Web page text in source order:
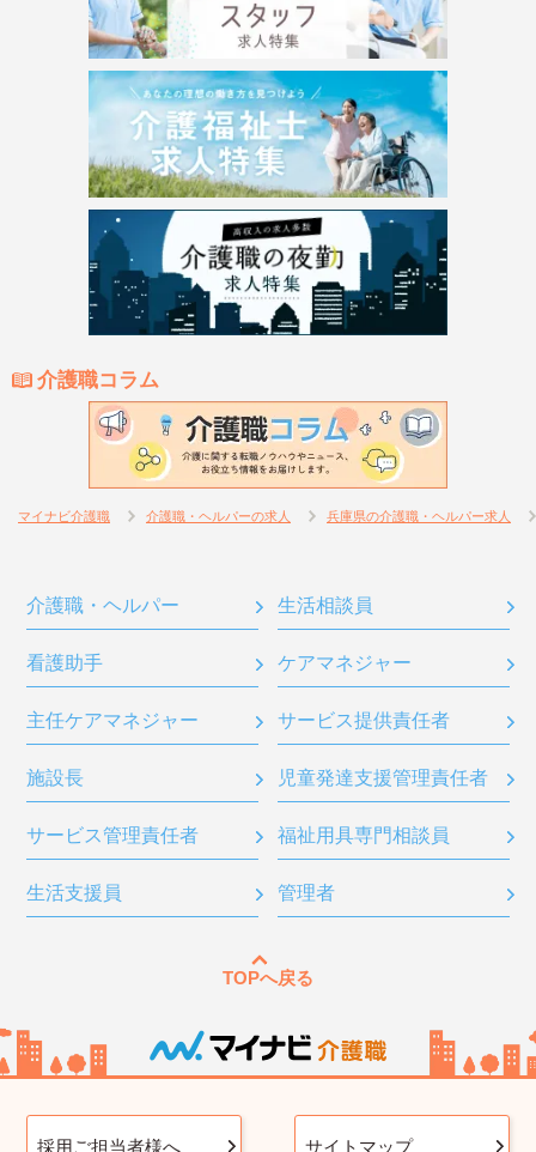
介護職コラム
マイナビ介護職 介護職・ヘルパーの求人 兵庫県の介護職・ヘルパー求人
介護職・ヘルパー 生活相談員
看護助手 ケアマネジャー
主任ケアマネジャー サービス提供責任者
施設長 児童発達支援管理責任者
サービス管理責任者 福祉用具専門相談員
生活支援員 管理者
TOPへ戻る
採用ご担当者様へ サイトマップ